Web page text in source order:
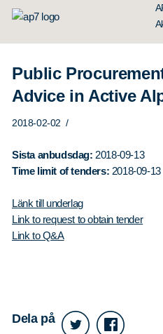
Hoppa till innehållet
Public
Advice in Active
2018-02-02 /
Sista anbudsdag: 2018-09-13
Time limit of tenders: 2018-09-13
Länk till underlag
Link to request to obtain tender
Link to Q&A
Dela på
Styrelse
Ledning
Våra dokument